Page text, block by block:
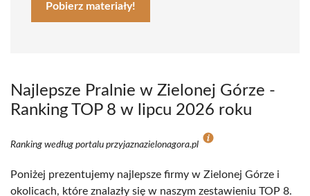
Pobierz materiały!
Najlepsze Pralnie w Zielonej Górze -
Ranking TOP 8 w lipcu 2026 roku
Ranking według portalu przyjaznazielonagora.pl
Poniżej prezentujemy najlepsze firmy w Zielonej Górze i
okolicach, które znalazły się w naszym zestawieniu TOP 8.